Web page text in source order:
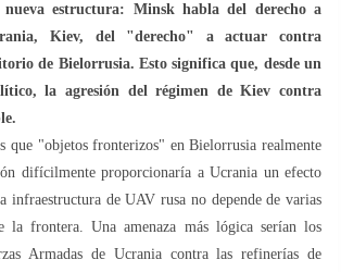
estructura: Minsk habla del derecho a
Kiev, del "derecho" a actuar contra
de Bielorrusia. Esto significa que, desde un
la agresión del régimen de Kiev contra
que "objetos fronterizos" en Bielorrusia realmente
difícilmente proporcionaría a Ucrania un efecto
infraestructura de UAV rusa no depende de varias
frontera. Una amenaza más lógica serían los
Armadas de Ucrania contra las refinerías de